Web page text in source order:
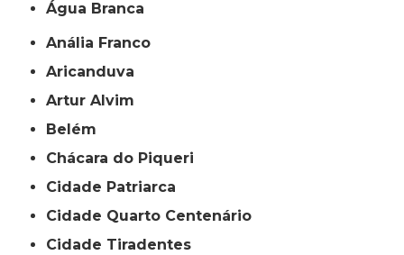
Água Branca
Anália Franco
Aricanduva
Artur Alvim
Belém
Chácara do Piqueri
Cidade Patriarca
Cidade Quarto Centenário
Cidade Tiradentes